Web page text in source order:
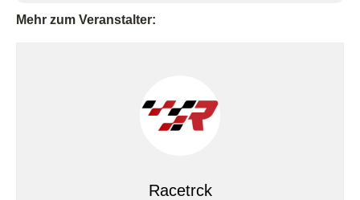
Mehr zum Veranstalter:
Racetrck